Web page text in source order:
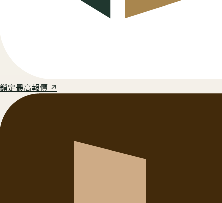
鎖定最高報價 ↗